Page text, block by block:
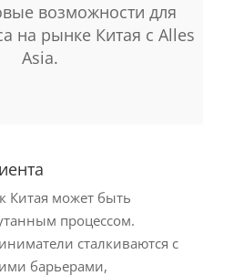
возможности для
на рынке Китая с Alles
Asia.
Китая может быть
процессом.
сталкиваются с
барьерами,